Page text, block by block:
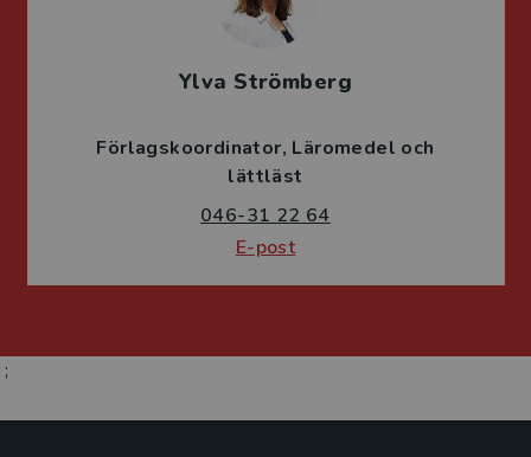
Ylva Strömberg
Förlagskoordinator Läromedel och
lättläst
046-31 22 64
E-post
;